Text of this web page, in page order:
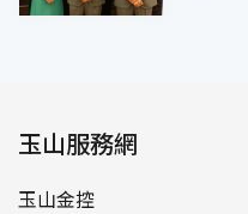
玉山服務網
玉山金控